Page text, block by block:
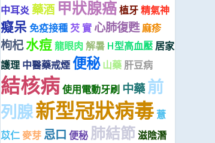
中耳炎藥酒 甲狀腺癌植牙精氣神
癡呆 免疫接種 芡 實 心肺復甦麻疹
枸杞水痘龍眼肉解暑 H型高血壓 居家
護理 中醫藥戒煙 便秘 山藥 肝豆病
結核病使用電動牙刷 中藥前
列腺新型冠狀病毒 薏
苡仁麥芽 忌口 便秘 肺結節滋陰潛